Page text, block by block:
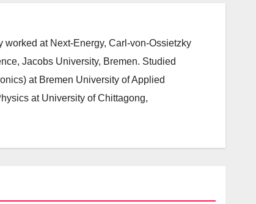
at Next-Energy, Carl-von-Ossietzky
Jacobs University, Bremen. Studied
at Bremen University of Applied
at University of Chittagong,